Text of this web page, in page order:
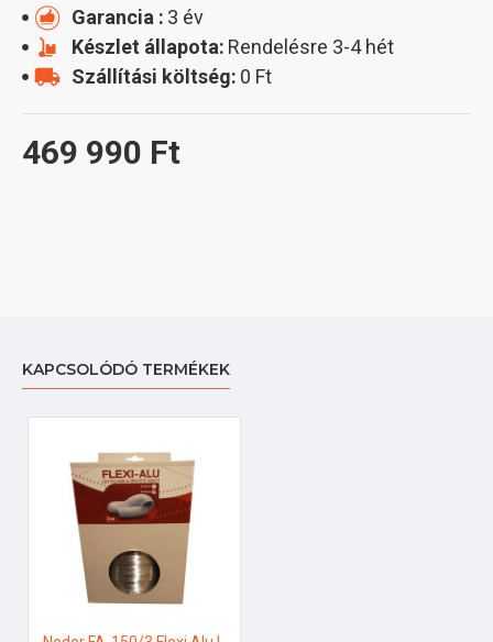
469 990 Ft
Garancia : 3 év
Készlet állapota: Rendelésre 3-4 hét
Szállítási költség: 0 Ft
KAPCSOLÓDÓ TERMÉKEK